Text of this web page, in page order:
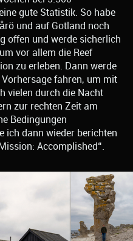
gute Statistik. So habe
und auf Gotland noch
offen und werde sicherlich
vor allem die Reef
zu erleben. Dann werde
fahren, um mit
vielen durch die Nacht
zur rechten Zeit am
Bedingungen
ich dann wieder berichten
Accomplished“.